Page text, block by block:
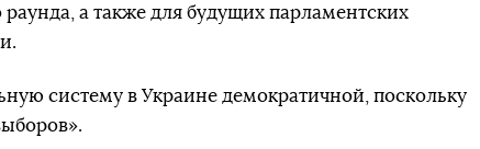
а также для будущих парламентских
систему в Украине демократичной, поскольку